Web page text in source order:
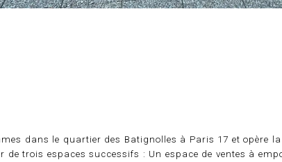
dans le quartier des Batignolles à Paris 17 et opère
de trois espaces successifs : Un espace de ventes à